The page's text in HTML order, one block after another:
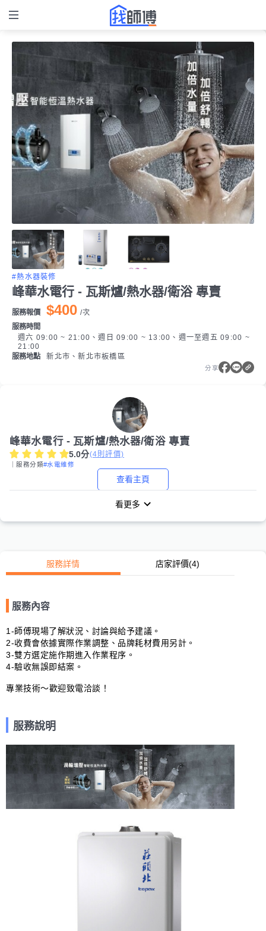
#熱水器裝修
峰華水電行 - 瓦斯爐/熱水器/衛浴 專賣
服務報價 $400 /次
服務時間
週六 09:00 ~ 21:00、週日 09:00 ~ 13:00、週一至週五 09:00 ~
21:00
服務地點
新北市、新北市板橋區
分享
峰華水電行 - 瓦斯爐/熱水器/衛浴 專賣
5.0分(4則評價)
｜服務分類#水電維修
查看主頁
看更多
服務詳情 店家評價(4)
服務內容
1-師傅現場了解狀況、討論與給予建議。
2-收費會依據實際作業調整、品牌耗材費用另計。
3-雙方選定施作期進入作業程序。
4-驗收無誤即結案。
專業技術～歡迎致電洽談！
服務說明